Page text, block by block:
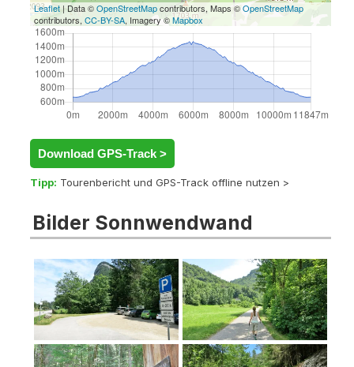
Leaflet| Data ©OpenStreetMapcontributors, Maps ©OpenStreetMap
contributors, CC-BY-SA, Imagery ©Mapbox
Download GPS-Track >
Tipp: Tourenbericht und GPS-Track offline nutzen >
Bilder Sonnwendwand